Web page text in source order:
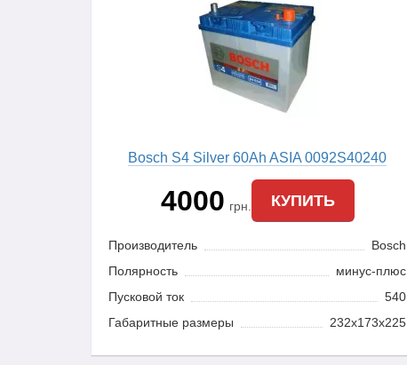
Bosch S4 Silver 60Ah ASIA 0092S40240
4000 грн. КУПИТЬ
Производитель
Bosch
Полярность
минус-плюс
Пусковой ток
540
Габаритные размеры
232x173x225